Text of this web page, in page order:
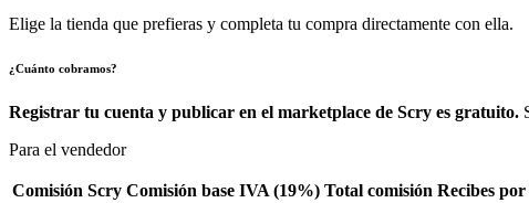
Elige la tienda que prefieras y completa tu compra directamente con ella.
¿Cuánto cobramos?
Registrar tu cuenta y publicar en el marketplace de Scry es gratuito.
Para el vendedor
Comisión Scry Comisión base IVA (19%) Total comisión Recibes por